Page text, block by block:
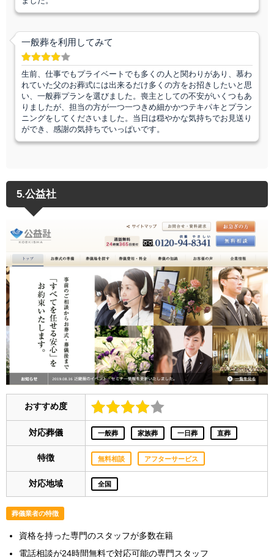
一般葬を利用してみて
生前、仕事でもプライベートでも多くの人と関わりがあり、慕わ
れていた父のお葬式には出来るだけ多くの方をお招きしたいと思
い、一般葬プランを選びました。喪主としての不安がいくつもあ
りましたが、担当の方が一つ一つきめ細かかつテキパキとプラン
ニングをしてくださいました。当日は穏やかな気持ちでお見送り
ができ、感謝の気持ちでいっぱいです。
5.公益社
おすすめ度
対応葬儀 一般葬 家族葬 一日葬 直葬
特徴 無料相談 アフターサービス
対応地域 全国
葬儀業者の特徴
資格を持った専門のスタッフが多数在籍
電話相談が24時間無料で対応可能の専門スタッフ